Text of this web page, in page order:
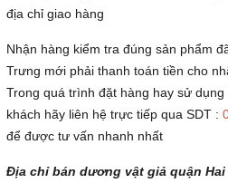
địa chỉ giao hàng
Nhận hàng kiểm tra đúng sản phẩm
Trưng mới phải thanh toán tiền cho
Trong quá trình đặt hàng hay sử
khách hãy liên hệ trực tiếp qua SDT :
để được tư vấn nhanh nhất
Địa chỉ bán dương vật giả quận Hai